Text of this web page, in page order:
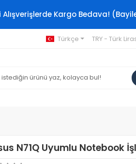
Alışverişlerde Kargo Bedava!
Türkçe TRY - Türk
N71Q Uyumlu Notebook